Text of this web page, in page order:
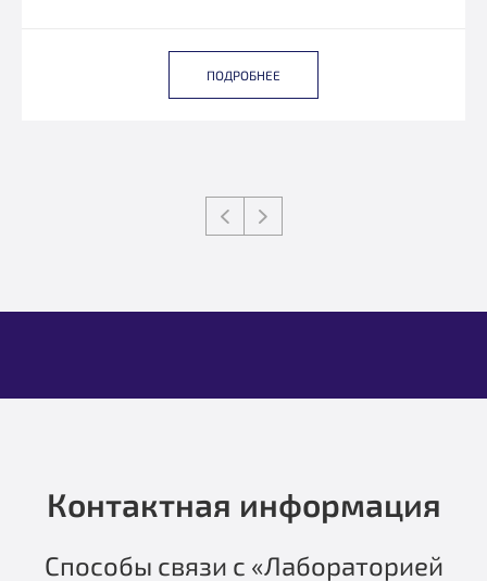
ПОДРОБНЕЕ
Контактная информация
Способы связи с «Лабораторией